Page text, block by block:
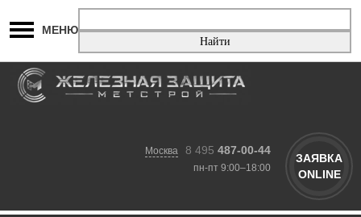
МЕНЮ
Москва 8 495 487-00-44
пн-пт 9:00–18:00
ЗАЯВКА
ONLINE